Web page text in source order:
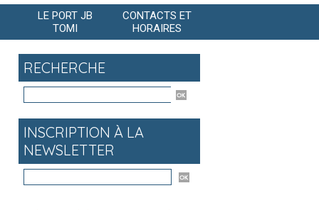
LE PORT JB
TOMI
CONTACTS ET
HORAIRES
RECHERCHE
INSCRIPTION À LA
NEWSLETTER